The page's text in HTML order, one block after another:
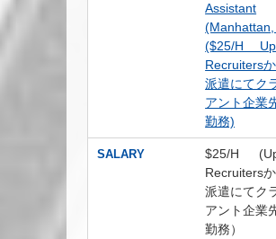
Assistant
(Manhattan,
($25/H Up
Recruiters
派遣にてク
アント企業
勤務)
SALARY
$25/H
Recruiters
派遣にてク
アント企業
勤務）